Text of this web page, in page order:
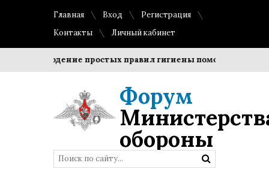
Главная Вход
Регистрация
Контакты
Личный кабинет
Соблюдение простых правил гигиены помогает
Форум
обороны